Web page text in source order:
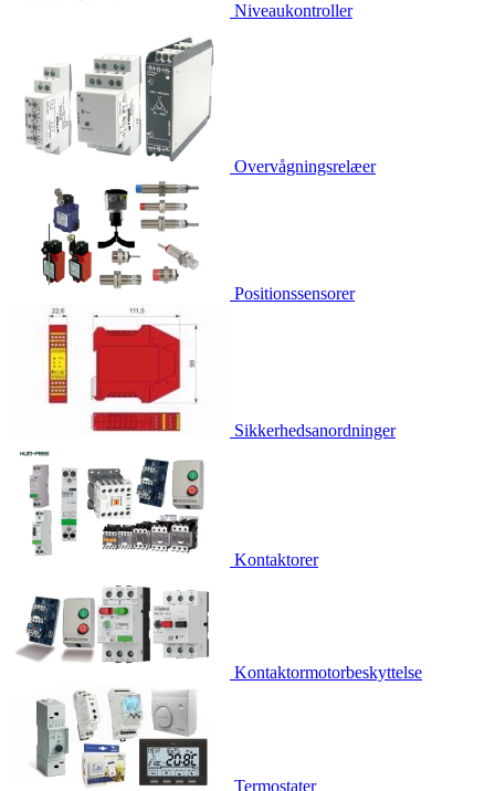
Niveaukontroller
Overvågningsrelæer
Positionssensorer
Sikkerhedsanordninger
Kontaktorer
Kontaktormotorbeskyttelse
Termostater